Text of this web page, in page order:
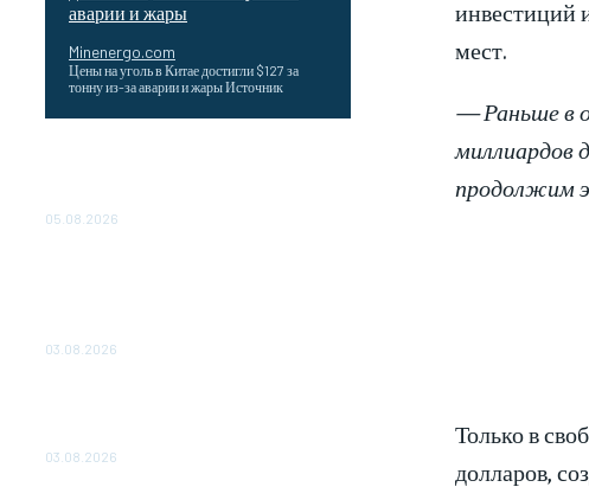
аварии и жары
Minenergo.com
Цены на уголь в Китае достигли $127 за
тонну из-за аварии и жары Источник
05.08.2026
03.08.2026
03.08.2026
инвестиций
мест.
— Раньше в
миллиардов
продолжим
Только в
долларов,